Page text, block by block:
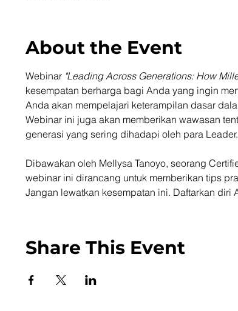
About the Event
Webinar "Leading Across Generations: How
kesempatan berharga bagi Anda yang ingin
Anda akan mempelajari keterampilan dasar
Webinar ini juga akan memberikan wawasan
generasi yang sering dihadapi oleh para Leader.
Dibawakan oleh Mellysa Tanoyo, seorang
webinar ini dirancang untuk memberikan tips
Jangan lewatkan kesempatan ini. Daftarkan diri
Share This Event